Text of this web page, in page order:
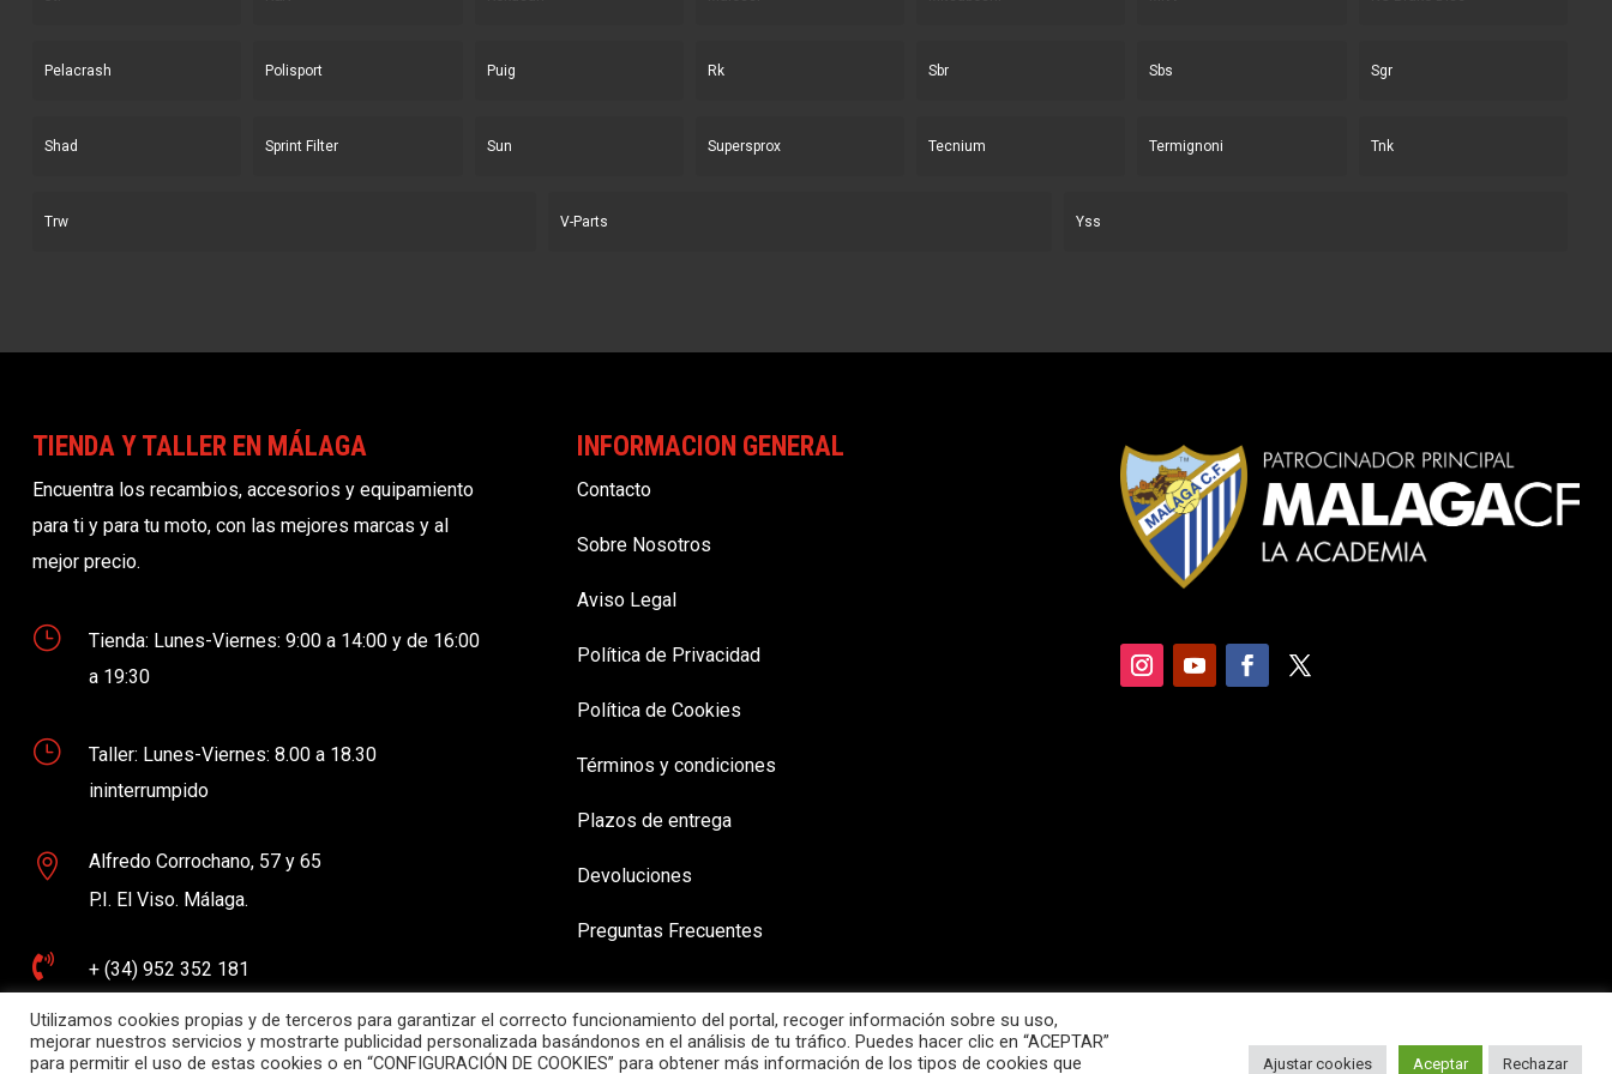
Pelacrash Polisport Puig Rk Sbr Sbs Sgr
Shad Sprint Filter Sun Supersprox Tecnium Termignoni Tnk
Trw V-Parts Yss
TIENDA Y TALLER EN MÁLAGA
Encuentra los recambios, accesorios y equipamiento
para ti y para tu moto, con las mejores marcas y al
mejor precio.
}
Tienda: Lunes-Viernes: 9:00 a 14:00 y de 16:00
a 19:30
}
Taller: Lunes-Viernes: 8.00 a 18.30
ininterrumpido

Alfredo Corrochano, 57 y 65
P.I. El Viso. Málaga.
 + (34) 952 352 181
 contacto@demoto.es
INFORMACION GENERAL
Contacto
Sobre Nosotros
Aviso Legal
Política de Privacidad
Política de Cookies
Términos y condiciones
Plazos de entrega
Devoluciones
Preguntas Frecuentes
Utilizamos cookies propias y de terceros para garantizar el correcto funcionamiento del portal, recoger información sobre su uso,
mejorar nuestros servicios y mostrarte publicidad personalizada basándonos en el análisis de tu tráfico. Puedes hacer clic en “ACEPTAR”
para permitir el uso de estas cookies o en “CONFIGURACIÓN DE COOKIES” para obtener más información de los tipos de cookies que
Ajustar cookies Aceptar Rechazar